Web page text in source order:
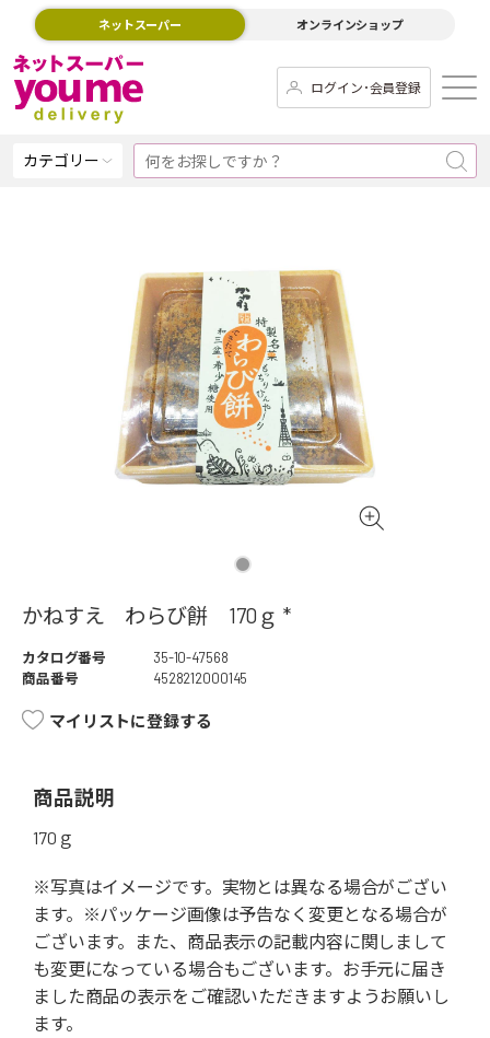
ネットスーパー オンラインショップ
ログイン･会員登録
カテゴリー
かねすえ わらび餅 170ｇ *
カタログ番号
35-10-47568
商品番号
4528212000145
マイリストに登録する
商品説明
170ｇ
※写真はイメージです。実物とは異なる場合がござい
ます。※パッケージ画像は予告なく変更となる場合が
ございます。また、商品表示の記載内容に関しまして
も変更になっている場合もございます。お手元に届き
ました商品の表示をご確認いただきますようお願いし
ます。